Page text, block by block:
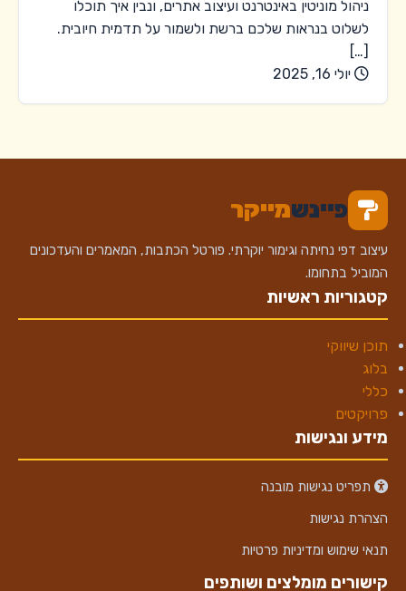
ניהול מוניטין באינטרנט ועיצוב אתרים, ונבין איך תוכלו
לשלוט בנראות שלכם ברשת ולשמור על תדמית חיובית.
[…]
יולי 16, 2025
פיינשמייקר
עיצוב דפי נחיתה וגימור יוקרתי. פורטל הכתבות, המאמרים והעדכונים
המוביל בתחומו.
קטגוריות ראשיות
תוכן שיווקי
בלוג
כללי
פרויקטים
מידע ונגישות
תפריט נגישות מובנה
הצהרת נגישות
תנאי שימוש ומדיניות פרטיות
קישורים מומלצים ושותפים